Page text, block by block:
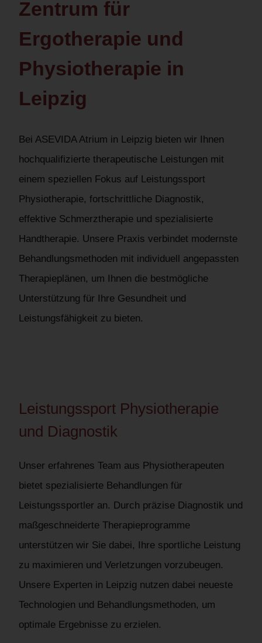
Zentrum für
Ergotherapie und
Physiotherapie in
Leipzig
Bei ASEVIDA Atrium in Leipzig bieten wir Ihnen
hochqualifizierte therapeutische Leistungen mit
einem speziellen Fokus auf Leistungssport
Physiotherapie, fortschrittliche Diagnostik,
effektive Schmerztherapie und spezialisierte
Handtherapie. Unsere Praxis verbindet modernste
Behandlungsmethoden mit individuell angepassten
Therapieplänen, um Ihnen die bestmögliche
Unterstützung für Ihre Gesundheit und
Leistungsfähigkeit zu bieten.
Leistungssport Physiotherapie
und Diagnostik
Unser erfahrenes Team aus Physiotherapeuten
bietet spezialisierte Behandlungen für
Leistungssportler an. Durch präzise Diagnostik und
maßgeschneiderte Therapieprogramme
unterstützen wir Sie dabei, Ihre sportliche Leistung
zu maximieren und Verletzungen vorzubeugen.
Unsere Experten in Leipzig nutzen dabei neueste
Technologien und Behandlungsmethoden, um
optimale Ergebnisse zu erzielen.